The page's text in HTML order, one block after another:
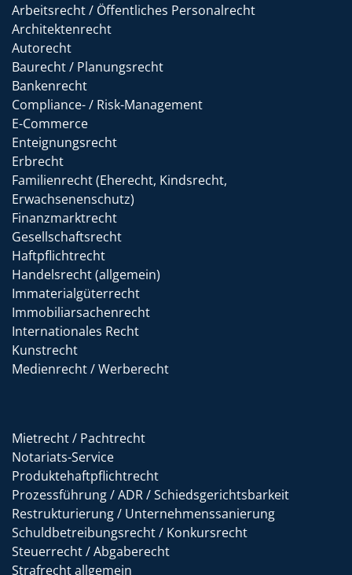
Arbeitsrecht / Öffentliches Personalrecht
Architektenrecht
Autorecht
Baurecht / Planungsrecht
Bankenrecht
Compliance- / Risk-Management
E-Commerce
Enteignungsrecht
Erbrecht
Familienrecht (Eherecht, Kindsrecht,
Erwachsenenschutz)
Finanzmarktrecht
Gesellschaftsrecht
Haftpflichtrecht
Handelsrecht (allgemein)
Immaterialgüterrecht
Immobiliarsachenrecht
Internationales Recht
Kunstrecht
Medienrecht / Werberecht
Mietrecht / Pachtrecht
Notariats-Service
Produktehaftpflichtrecht
Prozessführung / ADR / Schiedsgerichtsbarkeit
Restrukturierung / Unternehmenssanierung
Schuldbetreibungsrecht / Konkursrecht
Steuerrecht / Abgaberecht
Strafrecht allgemein